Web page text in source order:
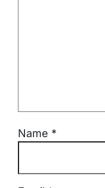
Name *